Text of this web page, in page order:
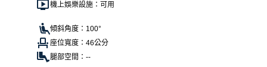
機上娛樂設施：可用
傾斜角度：100°
座位寬度：46公分
腿部空間：--